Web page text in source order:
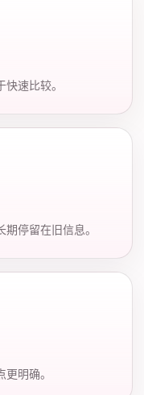
速比较。
停留在旧信息。
明确。